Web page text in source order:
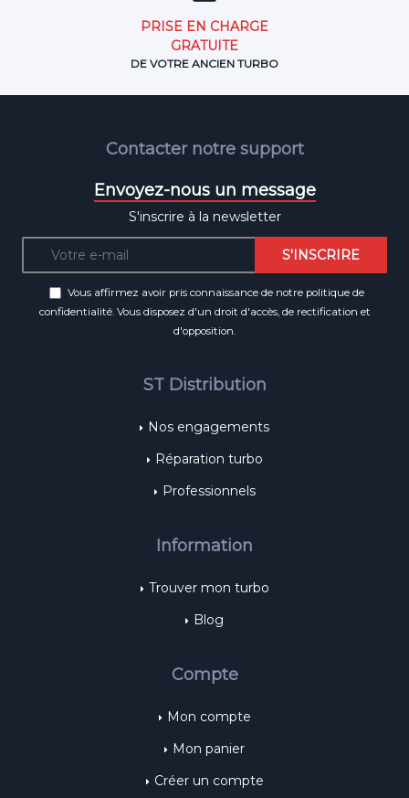
PRISE EN CHARGE
GRATUITE
DE VOTRE ANCIEN TURBO
Contacter notre support
Envoyez-nous un message
S'inscrire à la newsletter
Vous affirmez avoir pris connaissance de notre politique de
confidentialité. Vous disposez d'un droit d'accès, de rectification et
d'opposition.
ST Distribution
Nos engagements
Réparation turbo
Professionnels
Information
Trouver mon turbo
Blog
Compte
Mon compte
Mon panier
Créer un compte